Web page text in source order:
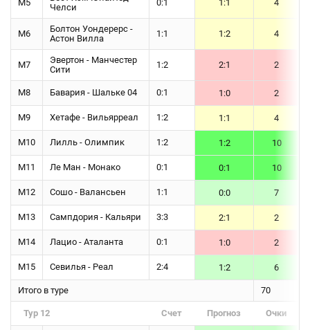
М5
Челси
0:1 1:1 4
М6
Болтон Уондерерс -
Астон Вилла
1:1 1:2 4
М7
Эвертон - Манчестер
Сити
1:2 2:1 2
М8 Бавария - Шальке 04 0:1 1:0 2
М9 Хетафе - Вильярреал 1:2 1:1 4
М10 Лилль - Олимпик 1:2 1:2 10
М11 Ле Ман - Монако 0:1 0:1 10
М12 Сошо - Валансьен 1:1 0:0 7
М13 Сампдория - Кальяри 3:3 2:1 2
М14 Лацио - Аталанта 0:1 1:0 2
М15 Севилья - Реал 2:4 1:2 6
Итого в туре 70
Тур 12 Счет Прогноз Очки